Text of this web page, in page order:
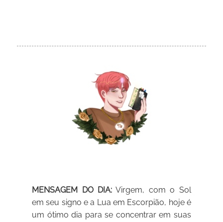
MENSAGEM DO DIA: Virgem, com o Sol
em seu signo e a Lua em Escorpião, hoje é
um ótimo dia para se concentrar em suas